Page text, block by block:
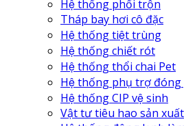
Hệ thống phối trộn
Tháp bay hơi cô đặc
Hệ thống tiệt trùng
Hệ thống chiết rót
Hệ thống thổi chai Pet
Hệ thống phụ trợ đóng
Hệ thống CIP vệ sinh
Vật tư tiêu hao sản xuất